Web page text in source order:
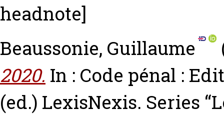
headnote]
Beaussonie, Guillaume
2020. In : Code pénal :
(ed.) LexisNexis. Series